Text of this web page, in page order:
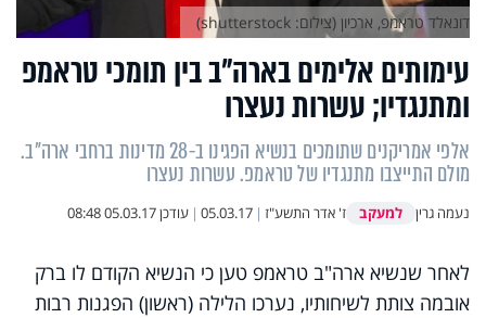
עימותים אלימים בארה"ב בין תומכי טראמפ
ומתנגדיו; עשרות נעצרו
אלפי אמריקנים שתומכים בנשיא הפגינו ב-28 מדינות ברחבי ארה"ב.
מולם התייצבו מתנגדיו של טראמפ. עשרות נעצרו
נעמה גרין למעקב ז' אדר התשע"ז |
05.03.17
| עודכן05.03.17 08:48
דונאלד טראמפ, ארכיון (צילום: shutterstock)
לאחר שנשיא ארה"ב טראמפ טען כי הנשיא הקודם לו ברק
אובמה צותת לשיחותיו, נערכו הלילה (ראשון) הפגנות רבות